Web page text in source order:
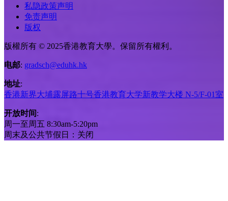
私隐政策声明
免责声明
版权
版權所有 © 2025香港教育大學。保留所有權利。
电邮: gradsch@eduhk.hk
地址:
香港新界大埔露屏路十号香港教育大学新教学大楼 N-5/F-01室
开放时间:
周一至周五 8:30am-5:20pm
周末及公共节假日：关闭